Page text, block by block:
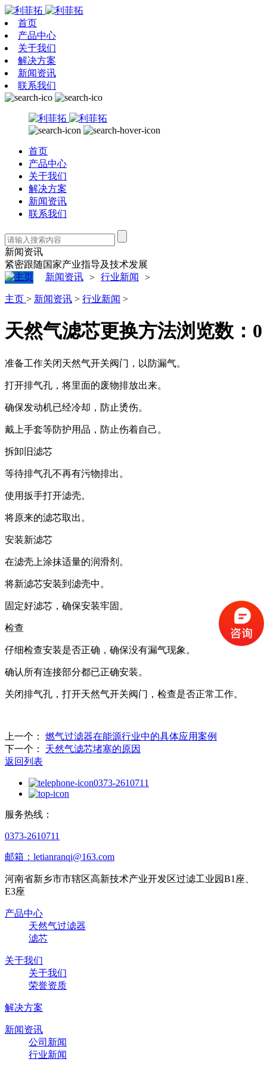
首页
产品中心
关于我们
解决方案
新闻资讯
联系我们
首页
产品中心
关于我们
解决方案
新闻资讯
联系我们
新闻资讯
紧密跟随国家产业指导及技术发展
新闻资讯 > 行业新闻 >
主页 > 新闻资讯 > 行业新闻 >
天然气滤芯更换方法浏览数： 0
准备工作关闭天然气开关阀门，以防漏气。
打开排气孔，将里面的废物排放出来。
确保发动机已经冷却，防止烫伤。
戴上手套等防护用品，防止伤着自己。
拆卸旧滤芯
等待排气孔不再有污物排出。
使用扳手打开滤壳。
将原来的滤芯取出。
安装新滤芯
在滤壳上涂抹适量的润滑剂。
将新滤芯安装到滤壳中。
固定好滤芯，确保安装牢固。
检查
仔细检查安装是否正确，确保没有漏气现象。
确认所有连接部分都已正确安装。
关闭排气孔，打开天然气开关阀门，检查是否正常工作。
上一个：
燃气过滤器在能源行业中的具体应用案例
下一个：
天然气滤芯堵塞的原因
返回列表
0373-2610711
服务热线：
0373-2610711
邮箱：letianranqi@163.com
河南省新乡市市辖区高新技术产业开发区过滤工业园B1座、
E3座
产品中心
天然气过滤器
滤芯
关于我们
关于我们
荣誉资质
解决方案
新闻资讯
公司新闻
行业新闻